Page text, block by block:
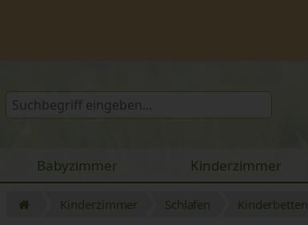
Babyzimmer Kinderzimmer
Kinderzimmer Schlafen Kinderbetten